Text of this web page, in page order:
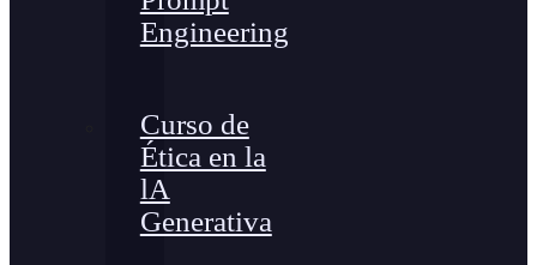
Engineering
Curso de
Ética en la
lA
Generativa